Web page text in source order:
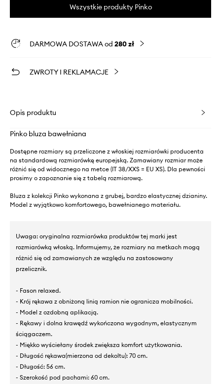
Wszystkie produkty Pinko
DARMOWA DOSTAWA od 280 zł
ZWROTY I REKLAMACJE
Opis produktu
Pinko bluza bawełniana
Dostępne rozmiary są przeliczone z włoskiej rozmiarówki producenta
na standardową rozmiarówkę europejską. Zamawiany rozmiar może
różnić się od widocznego na metce (IT 38/XXS = EU XS). Dla pewności
prosimy o zapoznanie się z tabelą rozmiarową.
Bluza z kolekcji Pinko wykonana z grubej, bardzo elastycznej dzianiny.
Model z wyjątkowo komfortowego, bawełnianego materiału.
Uwaga: oryginalna rozmiarówka produktów tej marki jest
rozmiarówką włoską. Informujemy, że rozmiary na metkach mogą
różnić się od zamawianych ze względu na zastosowany
przelicznik.
- Fason relaxed.
- Krój rękawa z obniżoną linią ramion nie ogranicza mobilności.
- Model z ozdobną aplikacją.
- Rękawy i dolna krawędź wykończona wygodnym, elastycznym
ściągaczem.
- Miękko wyściełany środek zwiększa komfort użytkowania.
- Długość rękawa(mierzona od dekoltu): 70 cm.
- Długość: 56 cm.
- Szerokość pod pachami: 60 cm.